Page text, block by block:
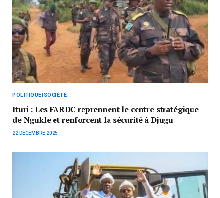
POLITIQUE|SOCIÉTÉ
Ituri : Les FARDC reprennent le centre stratégique
de Ngukle et renforcent la sécurité à Djugu
22 DÉCEMBRE 2025